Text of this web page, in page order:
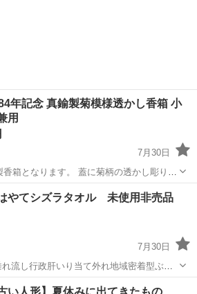
年記念 真鍮製菊模様透かし香箱 小
用
7月30日
箱となります。 蓋に菊柄の透かし彫りが
楽しむほか、ペンや印鑑、アクセサリー
用いただけます。 本体と蓋のセットが完
取り、...
ノベルティグッズ
やてシズラタオル 未使用非売品
7月30日
流し行政肝いり当て外れ地域密着型ぶら
チームと狭小地区ゆるキャラコラボグッズ
ティグッズ
い人形】夏休みに出てきたもの